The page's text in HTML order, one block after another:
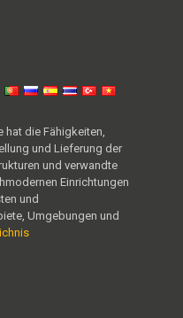
hat die Fähigkeiten,
und Lieferung der
und verwandte
Einrichtungen
und
Umgebungen und